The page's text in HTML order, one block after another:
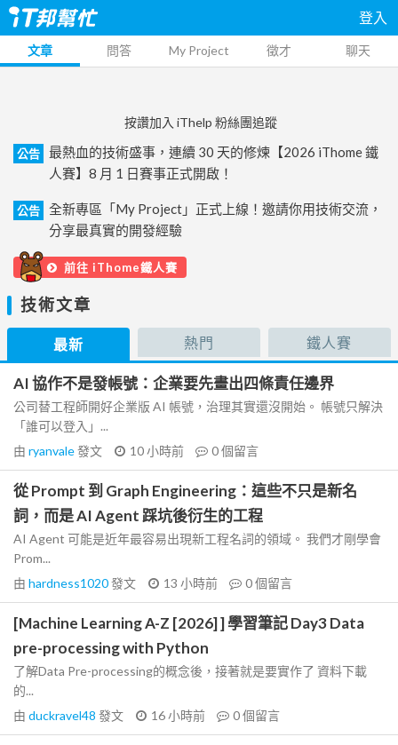
登入
文章 問答 My Project 徵才 聊天
按讚加入 iThelp 粉絲團追蹤
公告
最熱血的技術盛事，連續 30 天的修煉【2026 iThome 鐵
人賽】8 月 1 日賽事正式開啟！
公告
全新專區「My Project」正式上線！邀請你用技術交流，
分享最真實的開發經驗
前往 iThome鐵人賽
技術文章
最新 熱門 鐵人賽
AI 協作不是發帳號：企業要先畫出四條責任邊界
公司替工程師開好企業版 AI 帳號，治理其實還沒開始。 帳號只解決
「誰可以登入」...
由 ryanvale發文 10 小時前 0個留言
從 Prompt 到 Graph Engineering：這些不只是新名
詞，而是 AI Agent 踩坑後衍生的工程
AI Agent 可能是近年最容易出現新工程名詞的領域。 我們才剛學會
Prom...
由 hardness1020發文 13 小時前 0個留言
[Machine Learning A-Z [2026] ] 學習筆記 Day3 Data
pre-processing with Python
了解Data Pre-processing的概念後，接著就是要實作了 資料下載
的...
由 duckravel48 發文 16 小時前 0個留言